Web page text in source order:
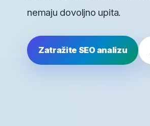
nemaju dovoljno upita.
Zatražite SEO analizu